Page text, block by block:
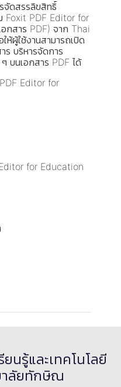
ดสรรลิขสิทธิ์
Foxit PDF Editor for
กสาร PDF) จาก Thai
ผู้ใช้งานสามารถเปิด
ร บริหารจัดการ
บนเอกสาร PDF ได้
Editor for
for Education
นรู้และเทคโนโลยี
าลัยทักษิณ